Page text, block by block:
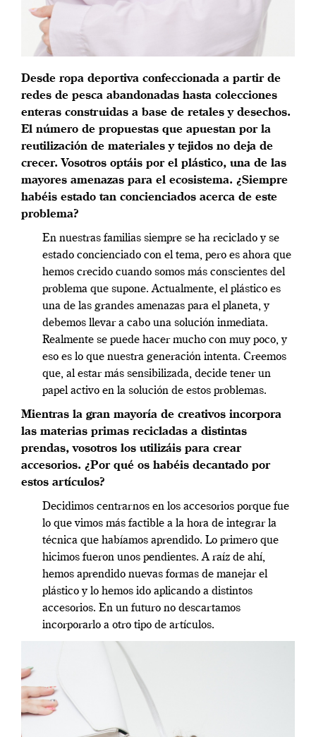
Desde ropa deportiva confeccionada a partir de
redes de pesca abandonadas hasta colecciones
enteras construidas a base de retales y desechos.
El número de propuestas que apuestan por la
reutilización de materiales y tejidos no deja de
crecer. Vosotros optáis por el plástico, una de las
mayores amenazas para el ecosistema. ¿Siempre
habéis estado tan concienciados acerca de este
problema?
En nuestras familias siempre se ha reciclado y se
estado concienciado con el tema, pero es ahora que
hemos crecido cuando somos más conscientes del
problema que supone. Actualmente, el plástico es
una de las grandes amenazas para el planeta, y
debemos llevar a cabo una solución inmediata.
Realmente se puede hacer mucho con muy poco, y
eso es lo que nuestra generación intenta. Creemos
que, al estar más sensibilizada, decide tener un
papel activo en la solución de estos problemas.
Mientras la gran mayoría de creativos incorpora
las materias primas recicladas a distintas
prendas, vosotros los utilizáis para crear
accesorios. ¿Por qué os habéis decantado por
estos artículos?
Decidimos centrarnos en los accesorios porque fue
lo que vimos más factible a la hora de integrar la
técnica que habíamos aprendido. Lo primero que
hicimos fueron unos pendientes. A raíz de ahí,
hemos aprendido nuevas formas de manejar el
plástico y lo hemos ido aplicando a distintos
accesorios. En un futuro no descartamos
incorporarlo a otro tipo de artículos.